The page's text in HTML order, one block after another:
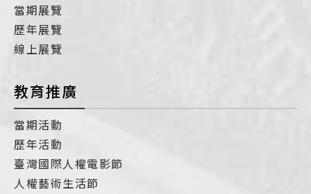
當期展覽
歷年展覽
線上展覽
教育推廣
當期活動
歷年活動
臺灣國際人權電影節
人權藝術生活節